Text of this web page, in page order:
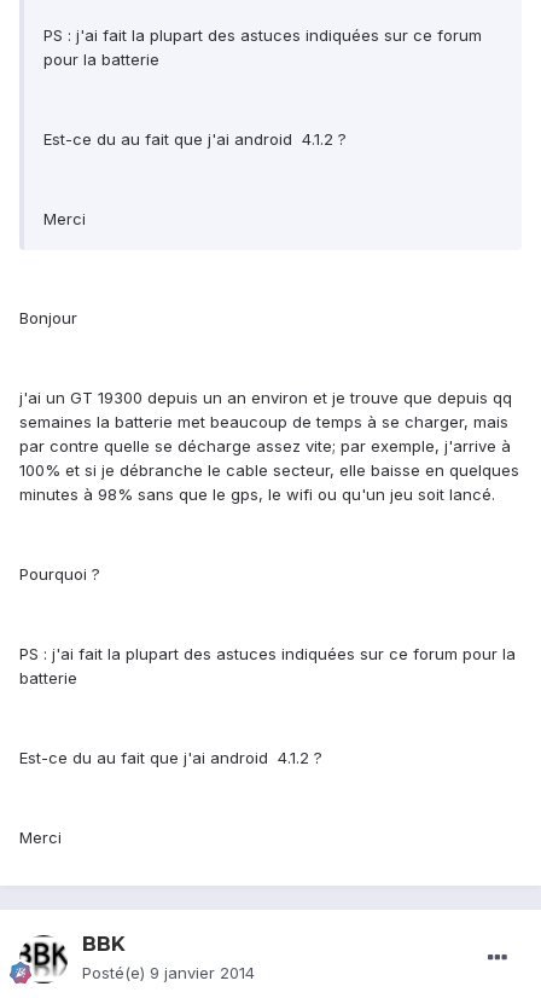
PS : j'ai fait la plupart des astuces indiquées sur ce forum
pour la batterie
Est-ce du au fait que j'ai android 4.1.2 ?
Merci
Bonjour
j'ai un GT 19300 depuis un an environ et je trouve que depuis qq
semaines la batterie met beaucoup de temps à se charger, mais
par contre quelle se décharge assez vite; par exemple, j'arrive à
100% et si je débranche le cable secteur, elle baisse en quelques
minutes à 98% sans que le gps, le wifi ou qu'un jeu soit lancé.
Pourquoi ?
PS : j'ai fait la plupart des astuces indiquées sur ce forum pour la
batterie
Est-ce du au fait que j'ai android 4.1.2 ?
Merci
BBK
Posté(e) 9 janvier 2014